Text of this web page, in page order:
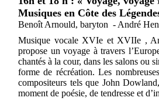
Musiques en Côte des
Benoît Arnould, baryton - André
Musique vocale XVIe et XVIIe ,
propose un voyage à travers
chantés à la cour, dans les salons ou
forme de récréation. Les
compositeurs tels que John
moment de poésie, de tendresse et